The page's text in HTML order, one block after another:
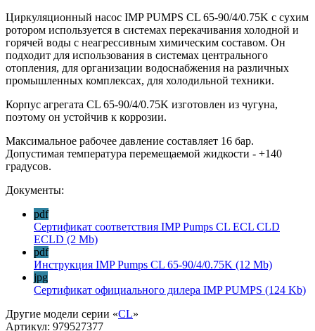
Циркуляционный насос IMP PUMPS CL 65-90/4/0.75K с сухим
ротором используется в системах перекачивания холодной и
горячей воды с неагрессивным химическим составом. Он
подходит для использования в системах центрального
отопления, для организации водоснабжения на различных
промышленных комплексах, для холодильной техники.
Корпус агрегата CL 65-90/4/0.75K изготовлен из чугуна,
поэтому он устойчив к коррозии.
Максимальное рабочее давление составляет 16 бар.
Допустимая температура перемещаемой жидкости - +140
градусов.
Документы:
pdf
Сертификат соответствия IMP Pumps CL ECL CLD
ECLD (2 Mb)
pdf
Инструкция IMP Pumps CL 65-90/4/0.75K (12 Mb)
jpg
Сертификат официального дилера IMP PUMPS (124 Kb)
Другие модели серии «CL»
Артикул: 979527377